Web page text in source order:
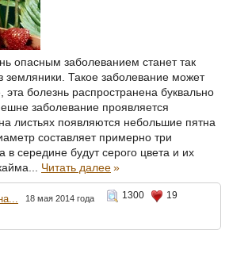
опасным заболеванием станет так
земляники. Такое заболевание может
эта болезнь распространена буквально
заболевание проявляется
листьях появляются небольшие пятна
составляет примерно три
в середине будут серого цвета и их
Читать далее»
18 мая 2014 года 1300
19